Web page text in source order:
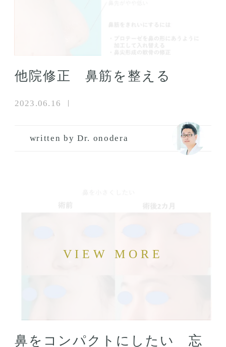
他院修正 鼻筋を整える
2023.06.16
written by Dr. onodera
鼻をコンパクトにしたい 忘